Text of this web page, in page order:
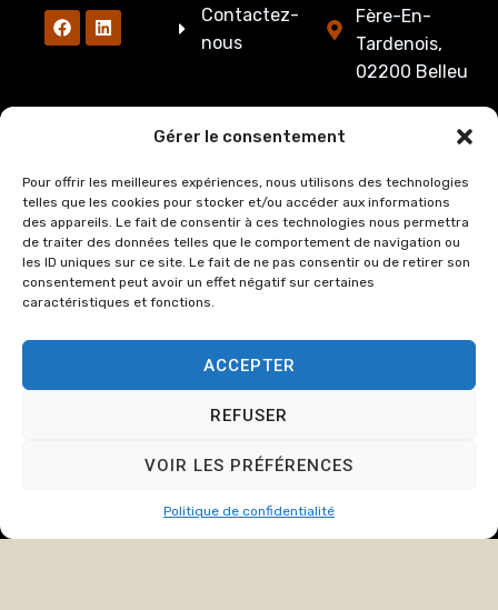
Gérer le consentement
Pour offrir les meilleures expériences, nous utilisons des technologies
telles que les cookies pour stocker et/ou accéder aux informations
des appareils. Le fait de consentir à ces technologies nous permettra
de traiter des données telles que le comportement de navigation ou
les ID uniques sur ce site. Le fait de ne pas consentir ou de retirer son
consentement peut avoir un effet négatif sur certaines
caractéristiques et fonctions.
ACCEPTER
REFUSER
VOIR LES PRÉFÉRENCES
Politique de confidentialité
Contactez-
nous
Fère-En-
Tardenois,
02200 Belleu
Du lundi au
jeudi : de
8h00 à 12h15
17h00.